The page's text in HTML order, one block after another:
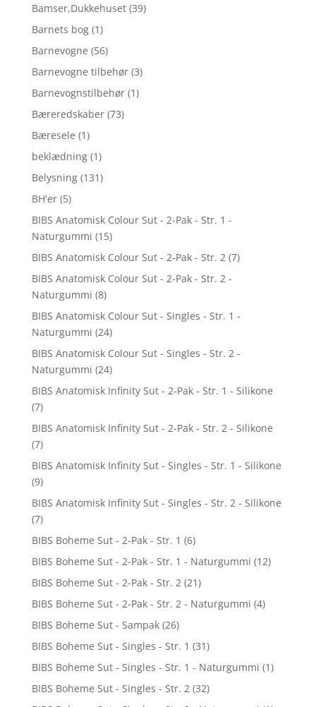
Bamser,Dukkehuset (39)
Barnets bog (1)
Barnevogne (56)
Barnevogne tilbehør (3)
Barnevognstilbehør (1)
Bæreredskaber (73)
Bæresele (1)
beklædning (1)
Belysning (131)
BH'er (5)
BIBS Anatomisk Colour Sut - 2-Pak - Str. 1 -
Naturgummi (15)
BIBS Anatomisk Colour Sut - 2-Pak - Str. 2 (7)
BIBS Anatomisk Colour Sut - 2-Pak - Str. 2 -
Naturgummi (8)
BIBS Anatomisk Colour Sut - Singles - Str. 1 -
Naturgummi (24)
BIBS Anatomisk Colour Sut - Singles - Str. 2 -
Naturgummi (24)
BIBS Anatomisk Infinity Sut - 2-Pak - Str. 1 - Silikone
(7)
BIBS Anatomisk Infinity Sut - 2-Pak - Str. 2 - Silikone
(7)
BIBS Anatomisk Infinity Sut - Singles - Str. 1 - Silikone
(9)
BIBS Anatomisk Infinity Sut - Singles - Str. 2 - Silikone
(7)
BIBS Boheme Sut - 2-Pak - Str. 1 (6)
BIBS Boheme Sut - 2-Pak - Str. 1 - Naturgummi (12)
BIBS Boheme Sut - 2-Pak - Str. 2 (21)
BIBS Boheme Sut - 2-Pak - Str. 2 - Naturgummi (4)
BIBS Boheme Sut - Sampak (26)
BIBS Boheme Sut - Singles - Str. 1 (31)
BIBS Boheme Sut - Singles - Str. 1 - Naturgummi (1)
BIBS Boheme Sut - Singles - Str. 2 (32)